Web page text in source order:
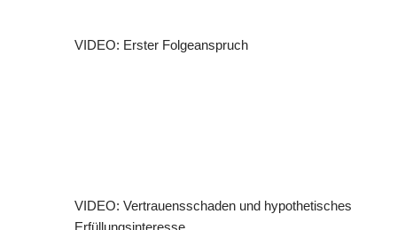
VIDEO: Erster Folgeanspruch
VIDEO: Vertrauensschaden und hypothetisches
Erfüllungsinteresse